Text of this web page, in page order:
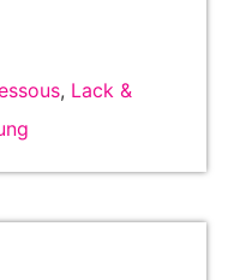
, Lack &